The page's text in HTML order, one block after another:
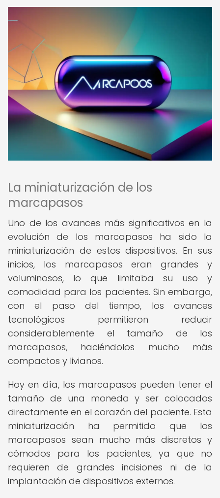
La miniaturización de los
marcapasos
Uno de los avances más significativos en la
evolución de los marcapasos ha sido la
miniaturización de estos dispositivos. En sus
inicios, los marcapasos eran grandes y
voluminosos, lo que limitaba su uso y
comodidad para los pacientes. Sin embargo,
con el paso del tiempo, los avances
tecnológicos permitieron reducir
considerablemente el tamaño de los
marcapasos, haciéndolos mucho más
compactos y livianos.
Hoy en día, los marcapasos pueden tener el
tamaño de una moneda y ser colocados
directamente en el corazón del paciente. Esta
miniaturización ha permitido que los
marcapasos sean mucho más discretos y
cómodos para los pacientes, ya que no
requieren de grandes incisiones ni de la
implantación de dispositivos externos.